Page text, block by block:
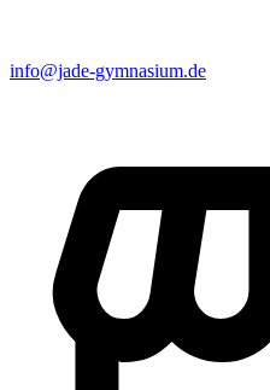
info@jade-gymnasium.de